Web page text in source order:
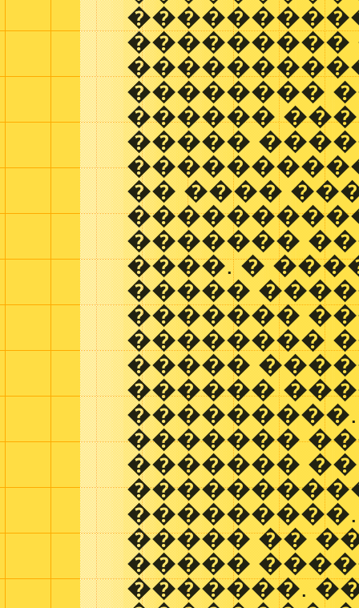
���������
��������
������
�����
�� ����
�������
����. �
�����
�������
��������
�����
������
�������
�������
����� ��
�����
�������.